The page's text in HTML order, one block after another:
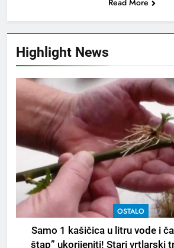
Highlight News
OSTALO
Samo 1 kašičica u litru vode i
štap” ukorijeniti! Stari vrtlarski